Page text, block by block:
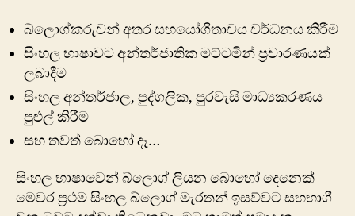
බ්ලොග්කරුවන් අතර සහයෝගීතාවය වර්ධනය කිරීම
සිංහල භාෂාවට අන්තර්ජාතික මට්ටමින් ප්‍රචාරණයක්
ලබාදීම
සිංහල අන්තර්ජාල, පුද්ගලික, පුරවැසි මාධ්‍යකරණය
පුළුල් කිරීම
සහ තවත් බොහෝ දෑ…
සිංහල භාෂාවෙන් බ්ලොග් ලියන බොහෝ දෙනෙක්
මෙවර ප්‍රථම සිංහල බ්ලොග් මැරතන් ඉසව්වට සහභාගී